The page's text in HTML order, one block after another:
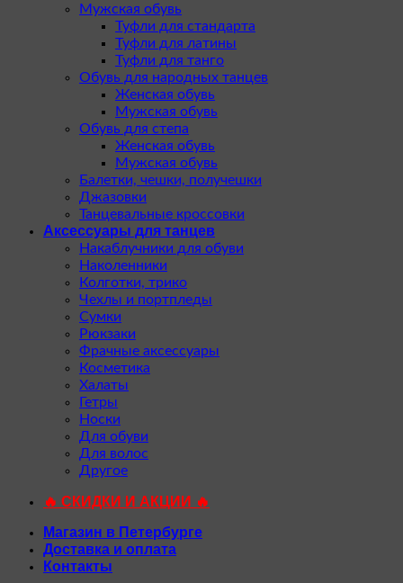
Мужская обувь
Туфли для стандарта
Туфли для латины
Туфли для танго
Обувь для народных танцев
Женская обувь
Мужская обувь
Обувь для степа
Женская обувь
Мужская обувь
Балетки, чешки, получешки
Джазовки
Танцевальные кроссовки
Аксессуары для танцев
Накаблучники для обуви
Наколенники
Колготки, трико
Чехлы и портпледы
Сумки
Рюкзаки
Фрачные аксессуары
Косметика
Халаты
Гетры
Носки
Для обуви
Для волос
Другое
🔥 СКИДКИ И АКЦИИ 🔥
Магазин в Петербурге
Доставка и оплата
Контакты